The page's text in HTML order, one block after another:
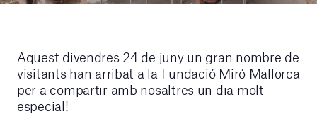
Aquest divendres 24 de juny un gran nombre de
visitants han arribat a la Fundació Miró Mallorca
per a compartir amb nosaltres un dia molt
especial!